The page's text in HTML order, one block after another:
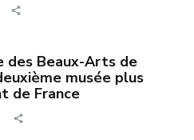
des Beaux-Arts de
musée plus
de France